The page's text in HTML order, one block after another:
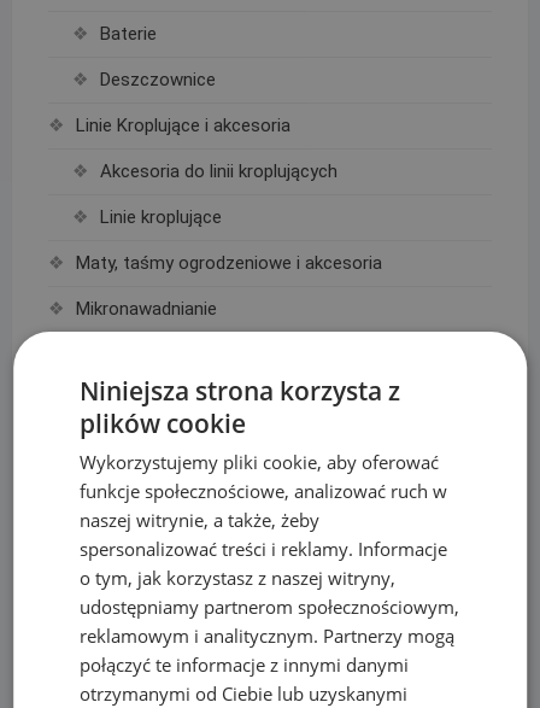
Baterie
Deszczownice
Linie Kroplujące i akcesoria
Akcesoria do linii kroplujących
Linie kroplujące
Maty, taśmy ogrodzeniowe i akcesoria
Mikronawadnianie
Nawozy do trawy
Obrzeża trawnikowe, kraty parkingowe i kotwy
Opryskiwacze
Oświetlenie
Plandeki ochronne
Plandeka wzmacniana GRAY 200g/m2
Plandeka wzmacniana GREEN 90g/m2
Niniejsza strona korzysta z
plików cookie
Wykorzystujemy pliki cookie, aby oferować
funkcje społecznościowe, analizować ruch w
naszej witrynie, a także, żeby
spersonalizować treści i reklamy. Informacje
o tym, jak korzystasz z naszej witryny,
udostępniamy partnerom społecznościowym,
reklamowym i analitycznym. Partnerzy mogą
połączyć te informacje z innymi danymi
otrzymanymi od Ciebie lub uzyskanymi